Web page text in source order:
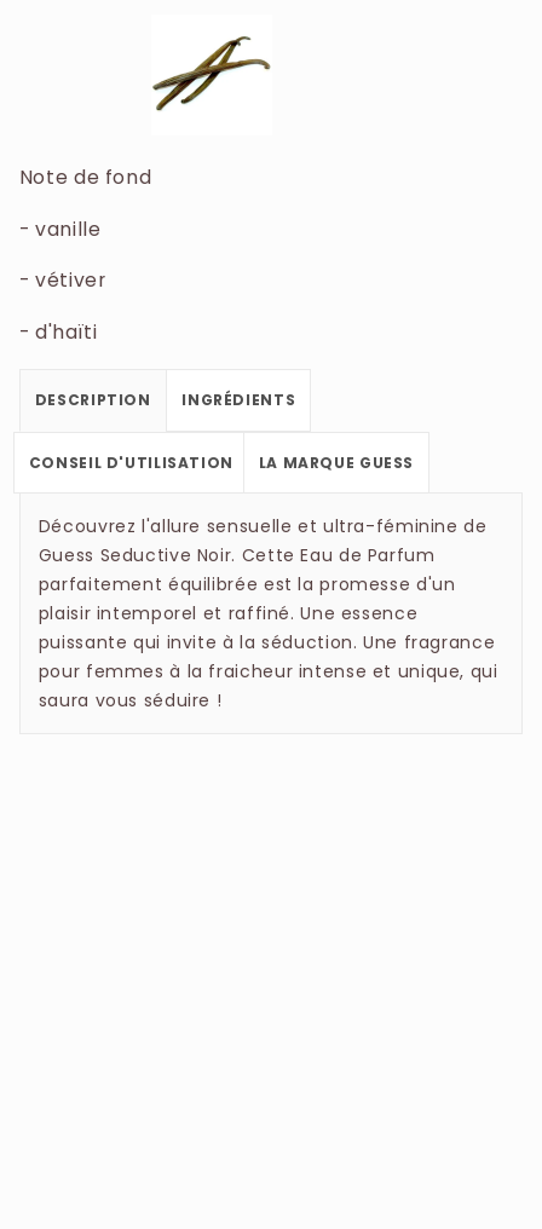
Note de fond
- vanille
- vétiver
- d'haïti
DESCRIPTION INGRÉDIENTS
CONSEIL D'UTILISATION LA MARQUE GUESS
Découvrez l'allure sensuelle et ultra-féminine de
Guess Seductive Noir. Cette Eau de Parfum
parfaitement équilibrée est la promesse d'un
plaisir intemporel et raffiné. Une essence
puissante qui invite à la séduction. Une fragrance
pour femmes à la fraicheur intense et unique, qui
saura vous séduire !